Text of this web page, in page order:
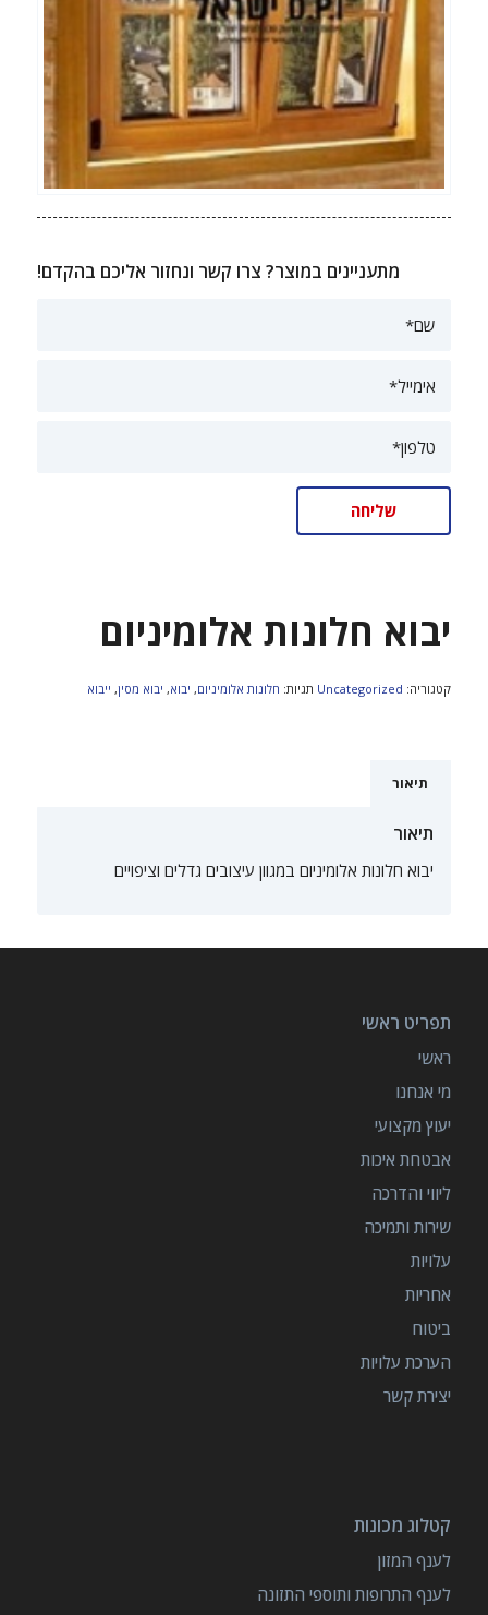
מתעניינים במוצר? צרו קשר ונחזור אליכם בהקדם!
יבוא חלונות אלומיניום
קטגוריה: Uncategorized תגיות: חלונות אלומיניום, יבוא, יבוא מסין, ייבוא
תיאור
תיאור
יבוא חלונות אלומיניום במגוון עיצובים גדלים וציפויים
תפריט ראשי
ראשי
מי אנחנו
יעוץ מקצועי
אבטחת איכות
ליווי והדרכה
שירות ותמיכה
עלויות
אחריות
ביטוח
הערכת עלויות
יצירת קשר
קטלוג מכונות
לענף המזון
לענף התרופות ותוספי התזונה